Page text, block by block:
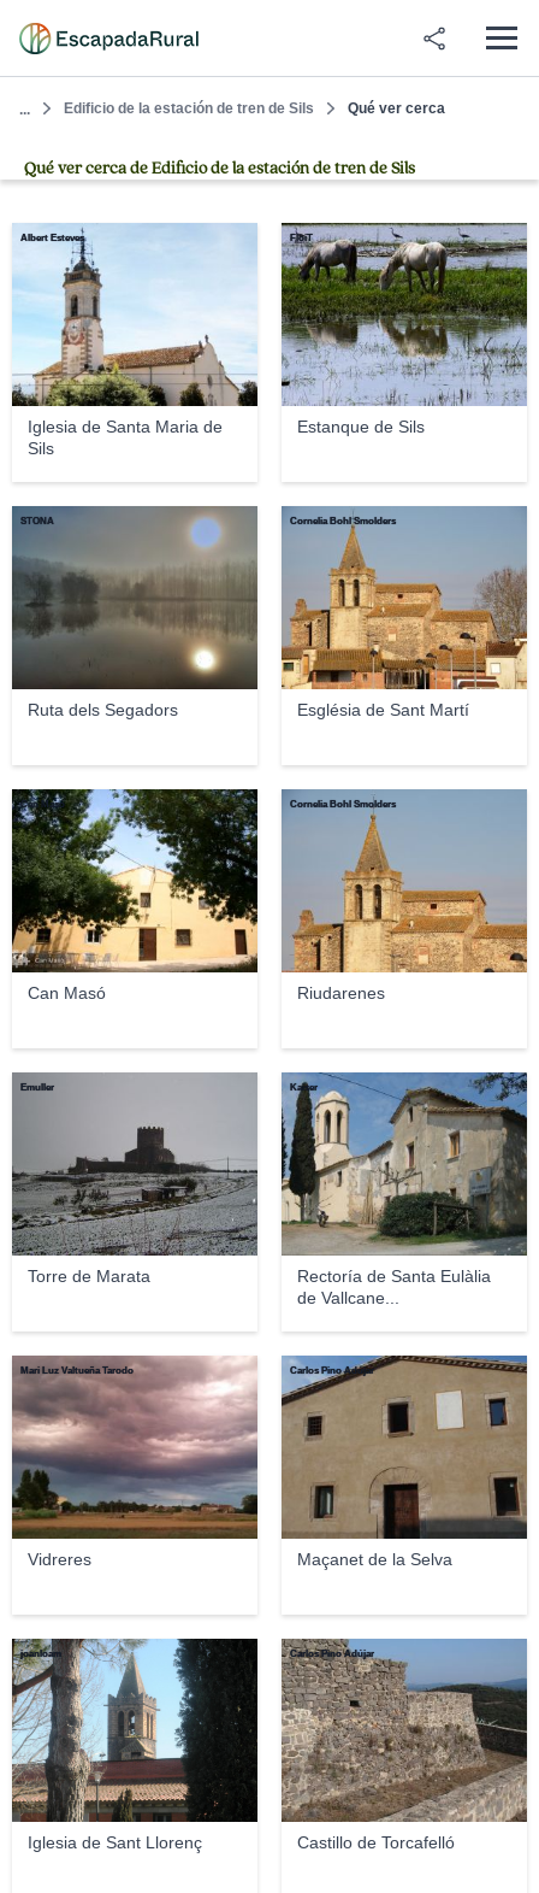
... Edificio de la estación de tren de Sils Qué ver cerca
Qué ver cerca de Edificio de la estación de tren de Sils
Iglesia de Santa Maria de
Sils
Albert Esteves
Estanque de Sils
FloiT
Ruta dels Segadors
STONA
Església de Sant Martí
Cornelia Bohl Smolders
Can Masó
Can Masó
Riudarenes
Cornelia Bohl Smolders
Torre de Marata
Emuller
Rectoría de Santa Eulàlia
de Vallcane...
Kaiser
Vidreres
Mari Luz Valtueña Tarodo
Maçanet de la Selva
Carlos Pino Adújar
Iglesia de Sant Llorenç
joanloam
Castillo de Torcafelló
Carlos Pino Adújar